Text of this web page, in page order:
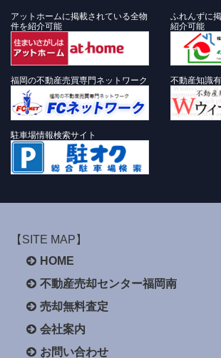
アットホームに掲載されている全物
件を紹介可能
ふれんずに
紹介可能
福岡の不動産売買専門ネットワーク 不動産知識
駐車場情報検索サイト
【SITE MAP】
HOME
不動産売却センター福岡南
売却無料査定
会社案内
お問い合わせ